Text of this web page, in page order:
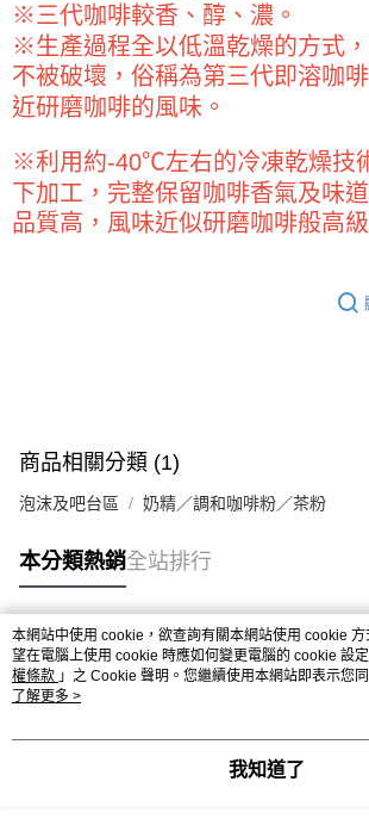
【關於「AFTEE先享後付」】
AFTEE先享後付是「在收到商品之後才付款」的支付
便利好安心！
１．簡單：不需註冊會員、不需綁卡、不需儲值。
２．便利：只要手機號碼，簡訊認證，即可結帳。
３．安心：先確認商品／服務後，再付款。
【「AFTEE先享後付」結帳流程】
１．於結帳方式選擇「AFTEE先享後付」後，將跳轉
結帳頁面，進行簡訊認證並確認金額後，即可完成結
２．訂單成立數日內，您將收到繳費通知簡訊。
※ 請注意：結帳手續完成當下不需立刻繳費，但若您
購買商品的店家。未經商家同意取消之訂單仍視為有
※ 交易是否成功請以「AFTEE先享後付 」之結帳頁
１．透過由恩沛科技股份有限公司提供之「AFTEE先
權轉讓予恩沛科技股份有限公司。
https://aftee.tw/terms/#terms3
３．未成年的使用者請事先徵得法定代理人或監護人之
任。
４．使用「AFTEE先享後付」時，將依據個別帳號之
時審查核予不同之上限額度；若仍有額度不足之情形
請求用戶進行身份認證。
５．嚴禁一人註冊多個帳號或使用他人資訊註冊。若
ATM付款
運送方式
kg
每筆NT$90，滿NT$990(含以上)免運費
付款後全家取貨-重量限制含紙箱10kg，請控制
付款後7-11取貨-重量限制含紙箱10kg，請控制
9.5kg
每筆NT$90，滿NT$990(含以上)免運費
宅配-新竹物流
每筆NT$150，滿NT$2,000(含以上)免運費
離島客戶-中華郵政
每筆NT$120，滿NT$2,000(含以上)免運費
※三代咖啡較香、醇、濃。
※生產過程全以低溫乾燥的方式
不被破壞，俗稱為第三代即溶咖
近研磨咖啡的風味。
※利用約-40℃左右的冷凍乾燥技
下加工，完整保留咖啡香氣及味
品質高，風味近似研磨咖啡般高級
商品相關分類 (1)
泡沫及吧台區 奶精／調和咖啡粉／茶粉
本分類熱銷全站排行
熱門標籤
本網站中使用 cookie，欲查詢有關本網站使用 cookie
望在電腦上使用 cookie 時應如何變更電腦的 cookie 設
權條款 」之 Cookie 聲明。您繼續使用本網站即表示您
用條款之 Cookie 聲明使用 cookie。
了解更多 >
我知道了